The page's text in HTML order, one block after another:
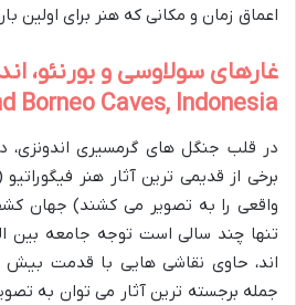
اعماق زمان و مکانی که هنر برای اولین
Borneo Caves, Indonesia)
در قلب جنگل های گرمسیری اندونزی،
برخی از قدیمی ترین آثار هنر
واقعی را به تصویر می کشند) جهان
تنها چند سالی است توجه جامعه بین
جمله برجسته ترین آثار می توان به